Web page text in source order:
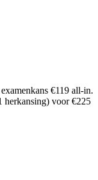
€119 all-in.
herkansing) voor €225